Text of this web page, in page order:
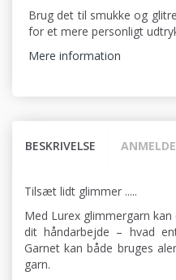
Brug det til smukke og
for et mere personligt
Mere information
BESKRIVELSE
Tilsæt lidt glimmer .....
Med Lurex glimmergarn
dit håndarbejde – hvad
Garnet kan både bruges
garn.